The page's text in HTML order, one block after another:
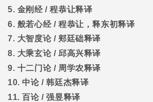
5. 金刚经/程恭让释译
6. 般若心经/程恭让，释东初释译
7. 大智度论/郏廷础释译
8. 大乘玄论/邱高兴释译
9. 十二门论/ 周学农释译
10. 中论/韩廷杰释译
11.百论/强昱释译